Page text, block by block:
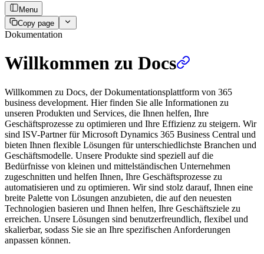
Menu
Copy page
Dokumentation
Willkommen zu Docs
Willkommen zu Docs, der Dokumentationsplattform von 365
business development. Hier finden Sie alle Informationen zu
unseren Produkten und Services, die Ihnen helfen, Ihre
Geschäftsprozesse zu optimieren und Ihre Effizienz zu steigern. Wir
sind ISV-Partner für Microsoft Dynamics 365 Business Central und
bieten Ihnen flexible Lösungen für unterschiedlichste Branchen und
Geschäftsmodelle. Unsere Produkte sind speziell auf die
Bedürfnisse von kleinen und mittelständischen Unternehmen
zugeschnitten und helfen Ihnen, Ihre Geschäftsprozesse zu
automatisieren und zu optimieren. Wir sind stolz darauf, Ihnen eine
breite Palette von Lösungen anzubieten, die auf den neuesten
Technologien basieren und Ihnen helfen, Ihre Geschäftsziele zu
erreichen. Unsere Lösungen sind benutzerfreundlich, flexibel und
skalierbar, sodass Sie sie an Ihre spezifischen Anforderungen
anpassen können.